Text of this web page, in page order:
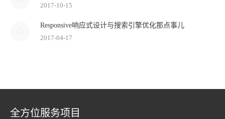
2017-10-15
Responsive响应式设计与搜索引擎优化那点事儿
2017-04-17
全方位服务项目